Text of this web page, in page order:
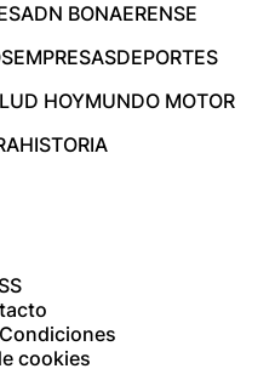
ADN BONAERENSE
EMPRESASDEPORTES
HOYMUNDO MOTOR
HISTORIA
cookies